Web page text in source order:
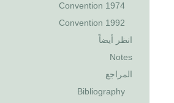
1974 Convention
1992 Convention
انظر أيضاً
Notes
المراجع
Bibliography